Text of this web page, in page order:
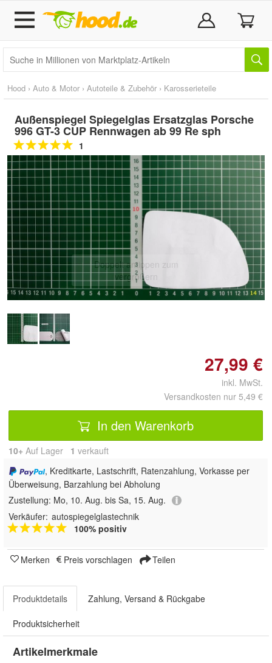
Hood › Auto & Motor › Autoteile & Zubehör › Karosserieteile
Außenspiegel Spiegelglas Ersatzglas Porsche
996 GT-3 CUP Rennwagen ab 99 Re sph
1
Doppelt antippen zum
vergrößern
27,99 €
inkl. MwSt.
Versandkosten nur 5,49 €
In den Warenkorb
10+ Auf Lager 1 verkauft
, Kreditkarte, Lastschrift, Ratenzahlung, Vorkasse per
Überweisung, Barzahlung bei Abholung
Zustellung: Mo, 10. Aug. bis Sa, 15. Aug.
Verkäufer: autospiegelglastechnik
100% positiv
Merken Preis vorschlagen Teilen
Produktdetails Zahlung, Versand & Rückgabe
Produktsicherheit
Artikelmerkmale